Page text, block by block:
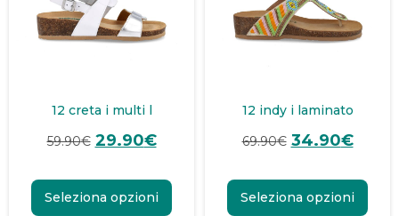
12 creta i multi l
59.90€ 29.90€
Seleziona opzioni
12 indy i laminato
69.90€ 34.90€
Seleziona opzioni